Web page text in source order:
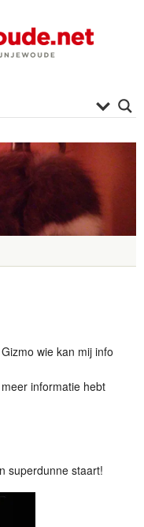
wie kan mij info
informatie hebt
superdunne staart!